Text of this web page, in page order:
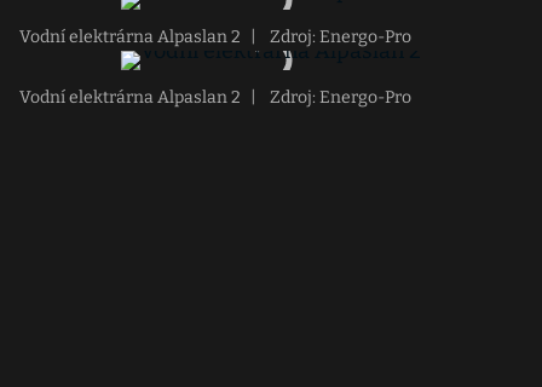
Vodní elektrárna Alpaslan 2 Zdroj: Energo-Pro
Vodní elektrárna Alpaslan 2 Zdroj: Energo-Pro